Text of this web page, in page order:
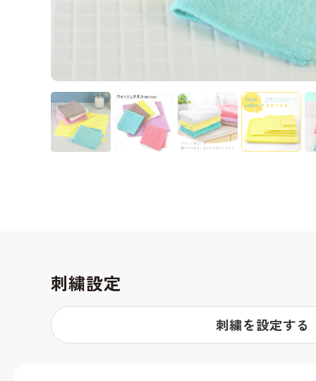
刺繍設定
刺繍を設定する